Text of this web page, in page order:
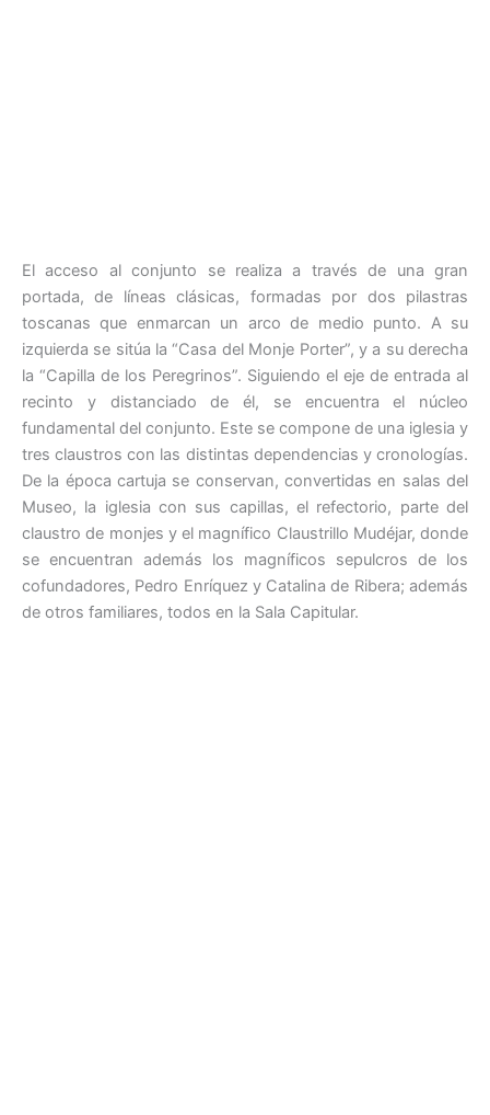
El acceso al conjunto se realiza a través de una gran
portada, de líneas clásicas, formadas por dos pilastras
toscanas que enmarcan un arco de medio punto. A su
izquierda se sitúa la “Casa del Monje Porter”, y a su derecha
la “Capilla de los Peregrinos”. Siguiendo el eje de entrada al
recinto y distanciado de él, se encuentra el núcleo
fundamental del conjunto. Este se compone de una iglesia y
tres claustros con las distintas dependencias y cronologías.
De la época cartuja se conservan, convertidas en salas del
Museo, la iglesia con sus capillas, el refectorio, parte del
claustro de monjes y el magnífico Claustrillo Mudéjar, donde
se encuentran además los magníficos sepulcros de los
cofundadores, Pedro Enríquez y Catalina de Ribera; además
de otros familiares, todos en la Sala Capitular.